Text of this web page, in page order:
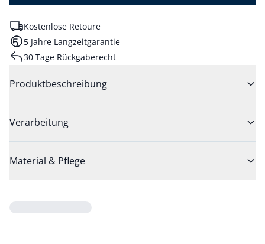
Kostenlose Retoure
5 Jahre Langzeitgarantie
30 Tage Rückgaberecht
Produktbeschreibung
Verarbeitung
Material & Pflege